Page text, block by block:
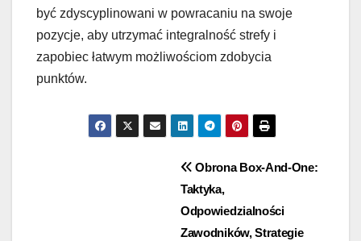
być zdyscyplinowani w powracaniu na swoje
pozycje, aby utrzymać integralność strefy i
zapobiec łatwym możliwościom zdobycia
punktów.
Obrona Box-And-One:
Taktyka,
Odpowiedzialności
Zawodników, Strategie